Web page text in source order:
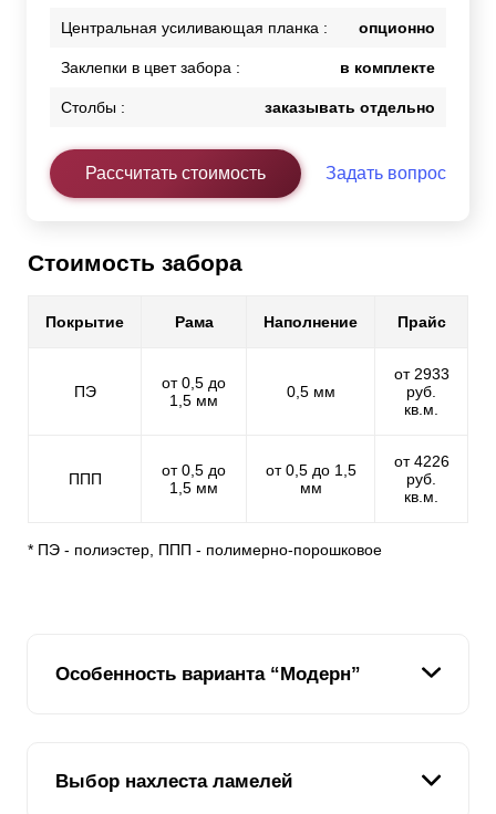
Центральная усиливающая планка : опционно
Заклепки в цвет забора : в комплекте
Столбы : заказывать отдельно
Рассчитать стоимость Задать вопрос
Стоимость забора
Покрытие Рама Наполнение Прайс
ПЭ
от 0,5 до
1,5 мм
0,5 мм
от 2933
руб.
кв.м.
ППП
от 0,5 до
1,5 мм
от 0,5 до 1,5
мм
от 4226
руб.
кв.м.
* ПЭ - полиэстер, ППП - полимерно-порошковое
Особенность варианта “Модерн”
Этот вариант забора одинаково выглядит с обеих
сторон - как со стороны улицы, так и со стороны
Выбор нахлеста ламелей